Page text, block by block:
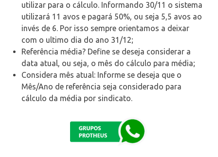
utilizar para o cálculo. Informando 30/11 o sistema
utilizará 11 avos e pagará 50%, ou seja 5,5 avos ao
invés de 6. Por isso sempre orientamos a deixar
com o ultimo dia do ano 31/12;
Referência média? Define se deseja considerar a
data atual, ou seja, o mês do cálculo para média;
Considera mês atual: Informe se deseja que o
Mês/Ano de referência seja considerado para
cálculo da média por sindicato.